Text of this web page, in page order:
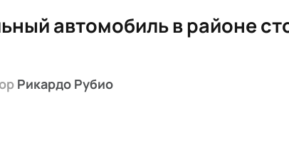
автомобиль в районе
Рикардо Рубио